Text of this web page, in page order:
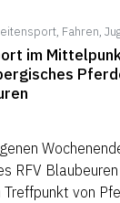
, Fahren,
im
RFV
Treffpunkt von